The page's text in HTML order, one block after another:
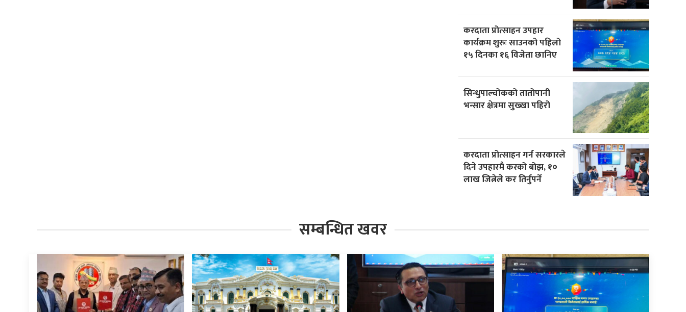
करदाता प्रोत्साहन उपहार
कार्यक्रम शुरुः साउनको पहिलो
१५ दिनका १६ विजेता छानिए
सिन्धुपाल्चोकको तातोपानी
भन्सार क्षेत्रमा सुख्खा पहिरो
करदाता प्रोत्साहन गर्न सरकारले
दिने उपहारमै करको बोझ, १०
लाख जित्नेले कर तिर्नुपर्ने
सम्बन्धित खवर